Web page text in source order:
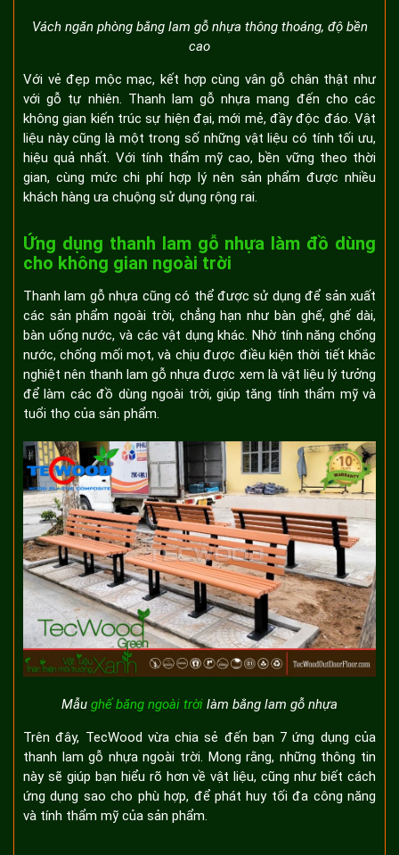
Vách ngăn phòng bằng lam gỗ nhựa thông thoáng, độ bền
cao
Với vẻ đẹp mộc mạc, kết hợp cùng vân gỗ chân thật như
với gỗ tự nhiên. Thanh lam gỗ nhựa mang đến cho các
không gian kiến trúc sự hiện đại, mới mẻ, đầy độc đáo. Vật
liệu này cũng là một trong số những vật liệu có tính tối ưu,
hiệu quả nhất. Với tính thẩm mỹ cao, bền vững theo thời
gian, cùng mức chi phí hợp lý nên sản phẩm được nhiều
khách hàng ưa chuộng sử dụng rộng rai.
Ứng dụng thanh lam gỗ nhựa làm đồ dùng
cho không gian ngoài trời
Thanh lam gỗ nhựa cũng có thể được sử dụng để sản xuất
các sản phẩm ngoài trời, chẳng hạn như bàn ghế, ghế dài,
bàn uống nước, và các vật dụng khác. Nhờ tính năng chống
nước, chống mối mọt, và chịu được điều kiện thời tiết khắc
nghiệt nên thanh lam gỗ nhựa được xem là vật liệu lý tưởng
để làm các đồ dùng ngoài trời, giúp tăng tính thẩm mỹ và
tuổi thọ của sản phẩm.
Mẫu ghế băng ngoài trời làm bằng lam gỗ nhựa
Trên đây, TecWood vừa chia sẻ đến bạn 7 ứng dụng của
thanh lam gỗ nhựa ngoài trời. Mong rằng, những thông tin
này sẽ giúp bạn hiểu rõ hơn về vật liệu, cũng như biết cách
ứng dụng sao cho phù hợp, để phát huy tối đa công năng
và tính thẩm mỹ của sản phẩm.